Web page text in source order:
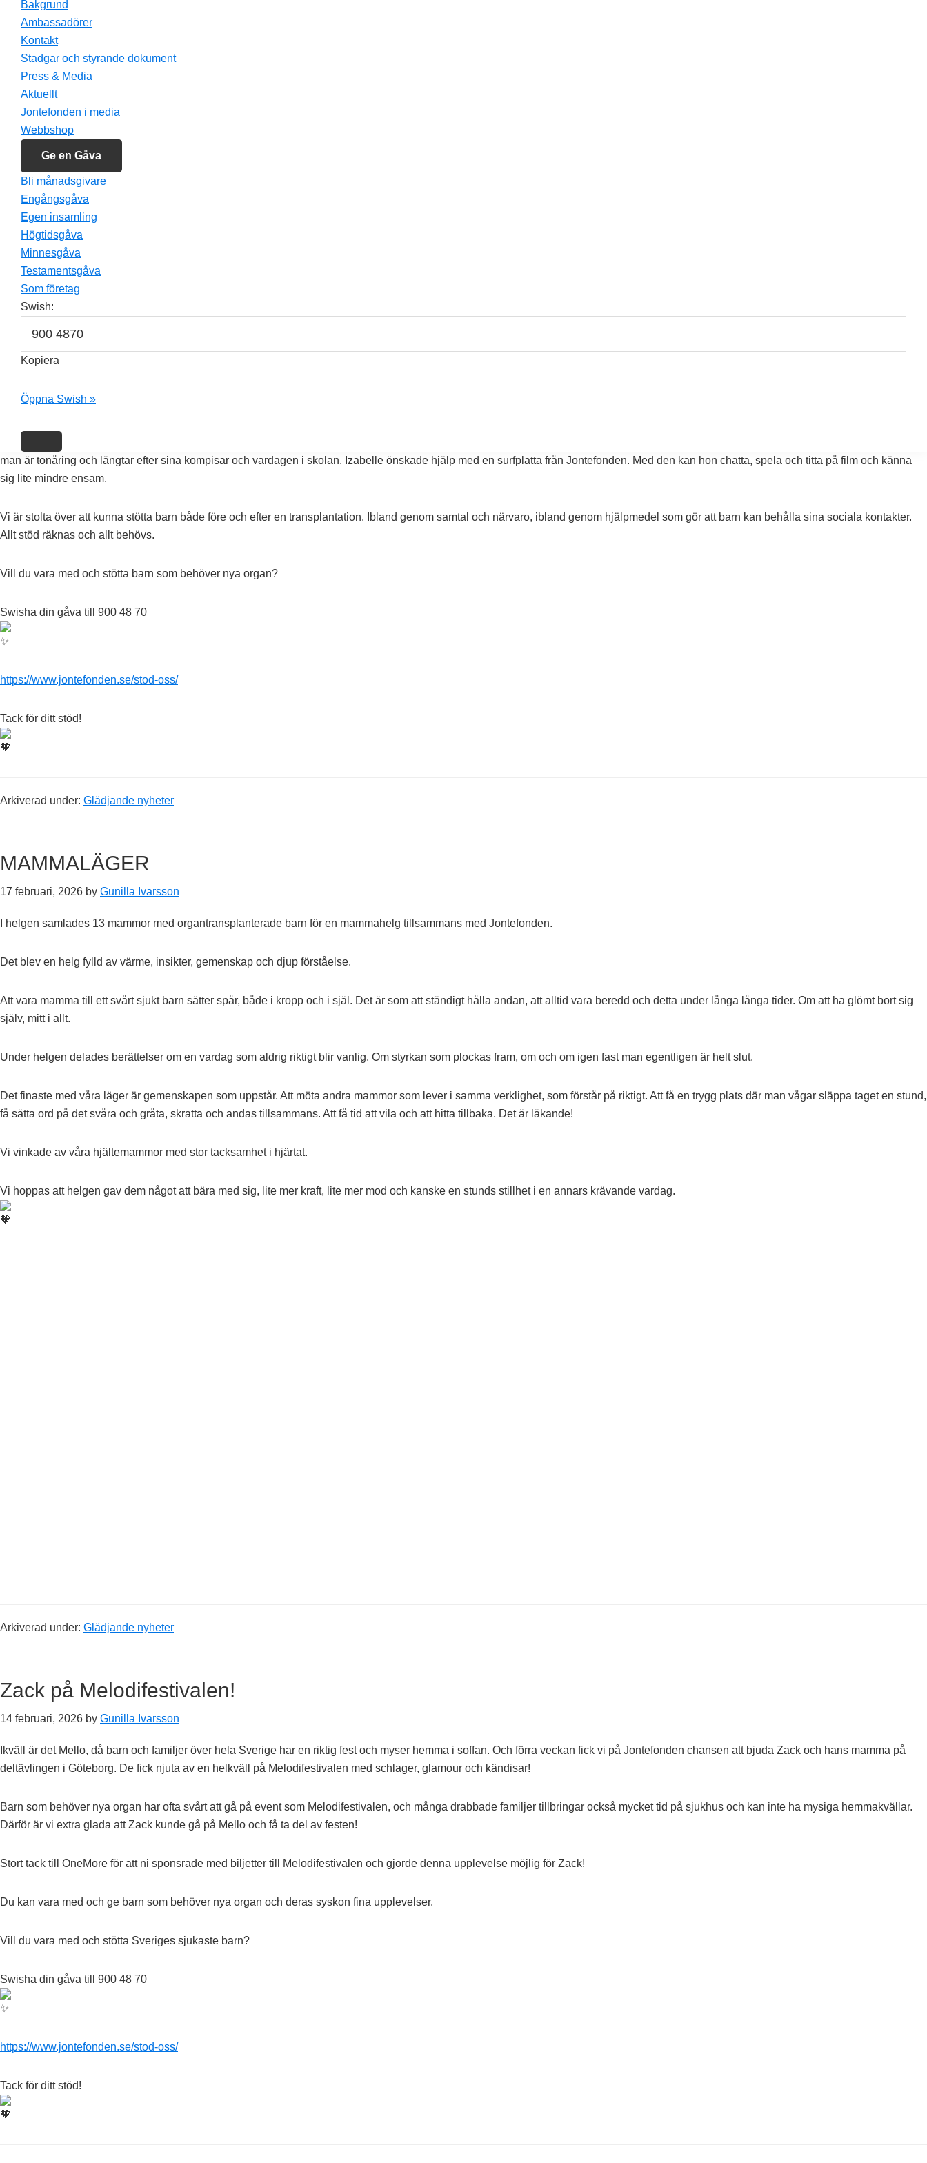
Bakgrund
Ambassadörer
Kontakt
Stadgar och styrande dokument
Press & Media
Aktuellt
Jontefonden i media
Webbshop
Ge en Gåva
Bli månadsgivare
Engångsgåva
Egen insamling
Högtidsgåva
Minnesgåva
Testamentsgåva
Som företag
Swish:
Kopiera
Öppna Swish »
Små ord med stor betydelse.
Ord som speglar gemenskap, styrka och hopp, för starka mammor ger starka barn.
Vill du vara med och stötta barn som behöver nya organ, deras syskon och familjer?
Swisha din gåva till 900 48 70 ✨
Tack för ditt stöd! 🧡
https://www.jontefonden.se/stod-oss/
Surfplatta till Izabelle
Efter en lång och tuff väntan har Izabelle äntligen fått sin nya lever, en livsavgörande gåva som betyder en ny chans för framtiden.
man är tonåring och längtar efter sina kompisar och vardagen i skolan. Izabelle önskade hjälp med en surfplatta från Jontefonden. Med den kan hon chatta, spela och titta på film och känna
sig lite mindre ensam.
Vi är stolta över att kunna stötta barn både före och efter en transplantation. Ibland genom samtal och närvaro, ibland genom hjälpmedel som gör att barn kan behålla sina sociala kontakter.
Allt stöd räknas och allt behövs.
Vill du vara med och stötta barn som behöver nya organ?
Swisha din gåva till 900 48 70
https://www.jontefonden.se/stod-oss/
Tack för ditt stöd!
Arkiverad under: Glädjande nyheter
MAMMALÄGER
17 februari, 2026 by Gunilla Ivarsson
I helgen samlades 13 mammor med organtransplanterade barn för en mammahelg tillsammans med Jontefonden.
Det blev en helg fylld av värme, insikter, gemenskap och djup förståelse.
Att vara mamma till ett svårt sjukt barn sätter spår, både i kropp och i själ. Det är som att ständigt hålla andan, att alltid vara beredd och detta under långa långa tider. Om att ha glömt bort sig
själv, mitt i allt.
Under helgen delades berättelser om en vardag som aldrig riktigt blir vanlig. Om styrkan som plockas fram, om och om igen fast man egentligen är helt slut.
Det finaste med våra läger är gemenskapen som uppstår. Att möta andra mammor som lever i samma verklighet, som förstår på riktigt. Att få en trygg plats där man vågar släppa taget en stund,
få sätta ord på det svåra och gråta, skratta och andas tillsammans. Att få tid att vila och att hitta tillbaka. Det är läkande!
Vi vinkade av våra hjältemammor med stor tacksamhet i hjärtat.
Vi hoppas att helgen gav dem något att bära med sig, lite mer kraft, lite mer mod och kanske en stunds stillhet i en annars krävande vardag.
Arkiverad under: Glädjande nyheter
Zack på Melodifestivalen!
14 februari, 2026 by Gunilla Ivarsson
Ikväll är det Mello, då barn och familjer över hela Sverige har en riktig fest och myser hemma i soffan. Och förra veckan fick vi på Jontefonden chansen att bjuda Zack och hans mamma på
deltävlingen i Göteborg. De fick njuta av en helkväll på Melodifestivalen med schlager, glamour och kändisar!
Barn som behöver nya organ har ofta svårt att gå på event som Melodifestivalen, och många drabbade familjer tillbringar också mycket tid på sjukhus och kan inte ha mysiga hemmakvällar.
Därför är vi extra glada att Zack kunde gå på Mello och få ta del av festen!
Stort tack till OneMore för att ni sponsrade med biljetter till Melodifestivalen och gjorde denna upplevelse möjlig för Zack!
Du kan vara med och ge barn som behöver nya organ och deras syskon fina upplevelser.
Vill du vara med och stötta Sveriges sjukaste barn?
Swisha din gåva till 900 48 70
https://www.jontefonden.se/stod-oss/
Tack för ditt stöd!